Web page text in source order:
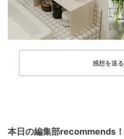
感想を送る
本日の編集部recommends！